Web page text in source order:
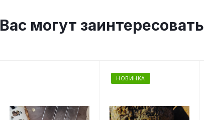
Вас могут заинтересовать
НОВИНКА